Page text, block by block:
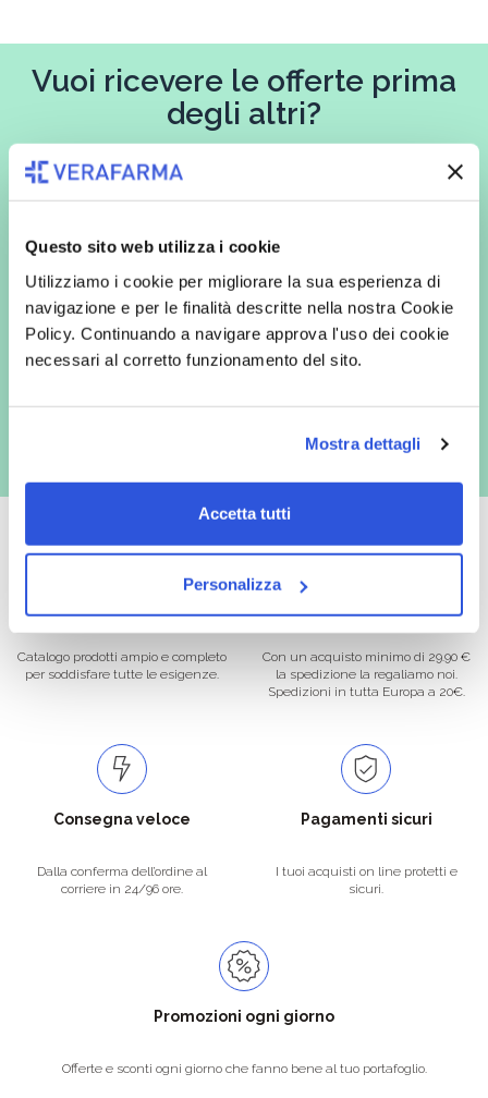
Questo sito web utilizza i cookie
Utilizziamo i cookie per migliorare la sua esperienza di
navigazione e per le finalità descritte nella nostra Cookie
Policy. Continuando a navigare approva l'uso dei cookie
necessari al corretto funzionamento del sito.
Mostra dettagli
Accetta tutti
Personalizza
Vuoi ricevere le offerte prima
degli altri?
Iscriviti alla newsletter
In qualità di interessato, avendo letto l’informativaPrivacy Policy
redatta ai sensi del Regolamento EU 2016/679, acconsento
espressamente al trattamento dei miei dati personali per finalità
commerciali da parte di Verafarma, tra cui invio di comunicazioni
marketing (con modalità telematiche - quali ad es. newsletter ed e-mail
con inviti e comunicazioni commerciali - e modalità tradizionali, quali ad
Catalogo prodotti ampio e completo
per soddisfare tutte le esigenze.
Con un acquisto minimo di 29.90 €
la spedizione la regaliamo noi.
Spedizioni in tutta Europa a 20€.
Consegna veloce
Dalla conferma dell’ordine al
corriere in 24/96 ore.
Pagamenti sicuri
I tuoi acquisti on line protetti e
sicuri.
Promozioni ogni giorno
Offerte e sconti ogni giorno che fanno bene al tuo portafoglio.